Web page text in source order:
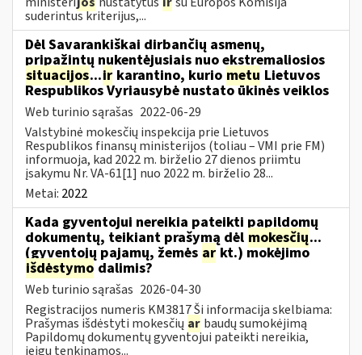
suderintus kriterijus,...
Dėl Savarankiškai dirbančių asmenų,
pripažintų nukentėjusiais nuo ekstremaliosios
situacijos...ir karantino, kurio metu Lietuvos
Respublikos Vyriausybė nustato ūkinės veiklos
Web turinio sąrašas 2022-06-29
Valstybinė mokesčių inspekcija prie Lietuvos
Respublikos finansų ministerijos (toliau – VMI prie FM)
informuoja, kad 2022 m. birželio 27 dienos priimtu
įsakymu Nr. VA-61[1] nuo 2022 m. birželio 28...
Metai: 2022
Kada gyventojui nereikia pateikti papildomų
dokumentų, teikiant prašymą dėl mokesčių...
(gyventojų pajamų, žemės ar kt.) mokėjimo
išdėstymo dalimis?
Web turinio sąrašas 2026-04-30
Registracijos numeris KM3817 Ši informacija skelbiama:
Prašymas išdėstyti mokesčių ar baudų sumokėjimą
Papildomų dokumentų gyventojui pateikti nereikia,
jeigu tenkinamos...